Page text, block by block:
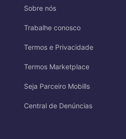
Sobre nós
Trabalhe conosco
Termos e Privacidade
Termos Marketplace
Seja Parceiro Mobills
Central de Denúncias